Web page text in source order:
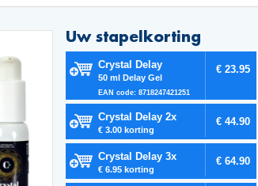
Uw stapelkorting
Crystal Delay
50 ml Delay Gel
EAN code: 8718247421251
€ 23.95
Crystal Delay 2x
€ 3.00 korting
€ 44.90
Crystal Delay 3x
€ 6.95 korting
€ 64.90